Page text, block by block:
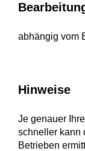
abhängig vom
Hinweise
Je genauer
schneller kann
Betrieben